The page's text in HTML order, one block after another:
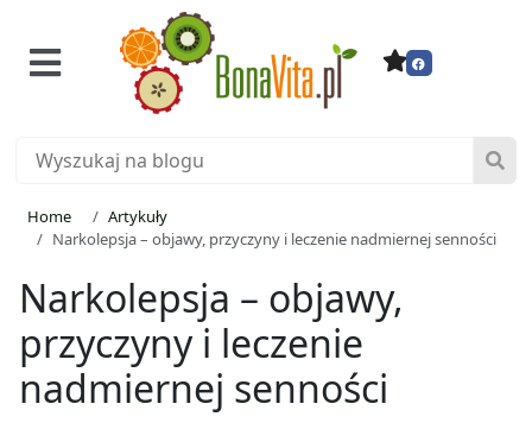
Home
Artykuły
Narkolepsja – objawy, przyczyny i leczenie nadmiernej senności
Narkolepsja – objawy,
przyczyny i leczenie
nadmiernej senności